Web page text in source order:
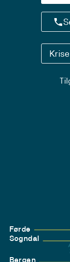
Førde
Sogndal
Bergen